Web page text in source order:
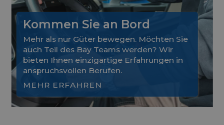
Kommen Sie an Bord
Mehr als nur Güter bewegen. Möchten Sie
auch Teil des Bay Teams werden? Wir
bieten Ihnen einzigartige Erfahrungen in
anspruchsvollen Berufen.
MEHR ERFAHREN